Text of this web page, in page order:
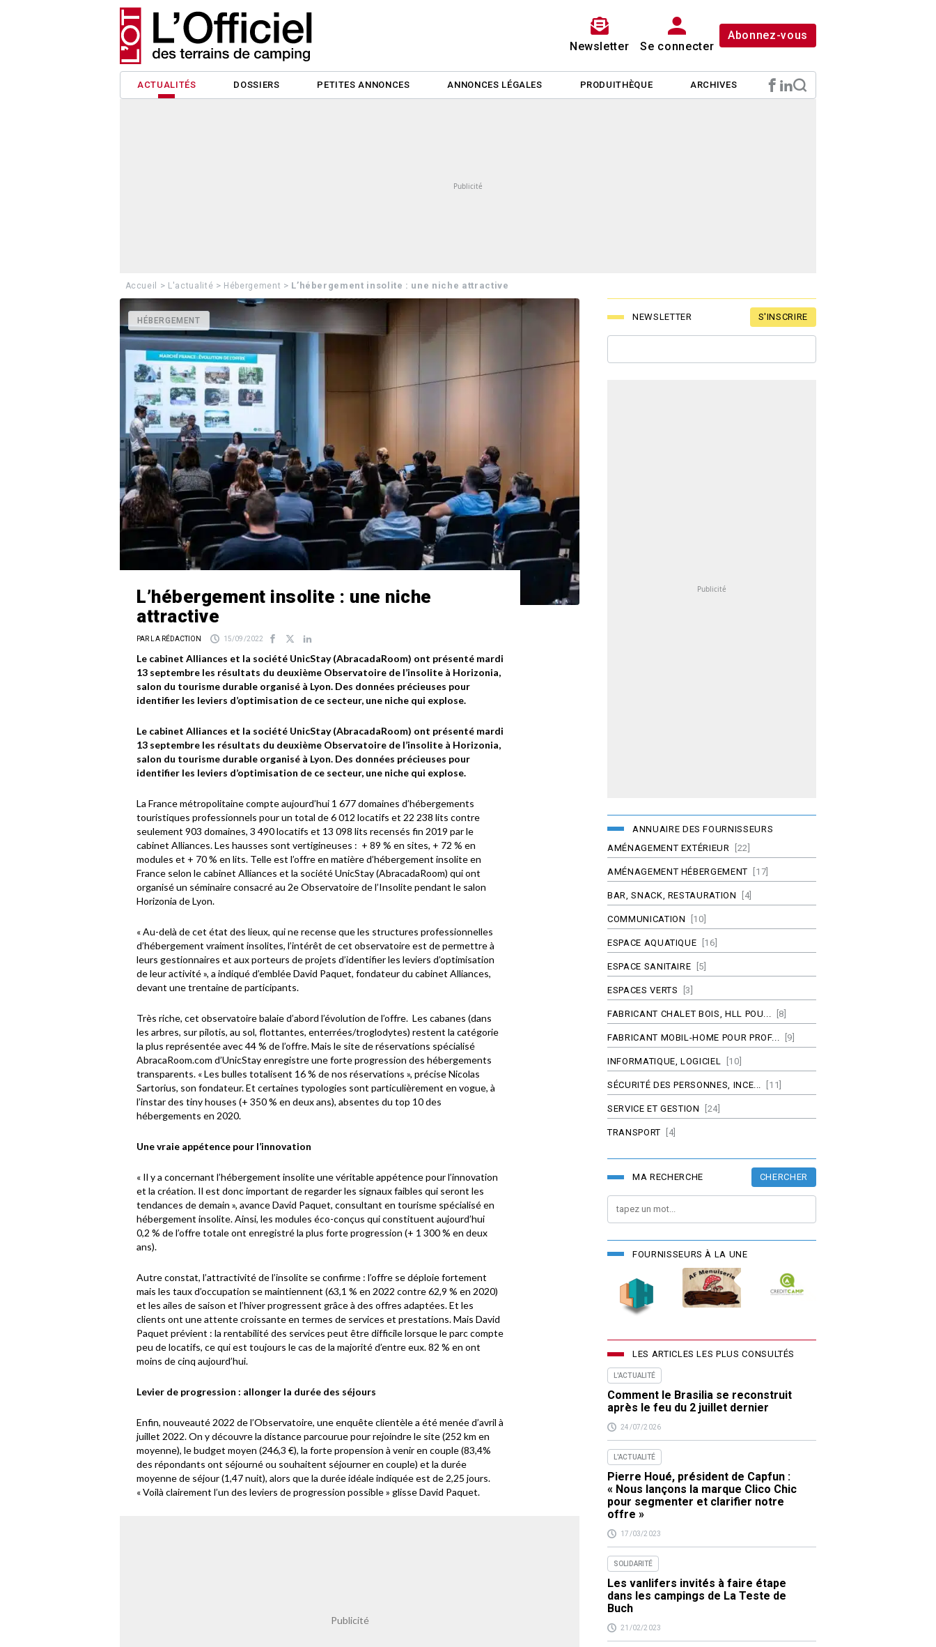
Newsletter Se connecter
Abonnez-vous
ACTUALITÉS DOSSIERS PETITES ANNONCES ANNONCES LÉGALES PRODUITHÈQUE ARCHIVES
Accueil > L'actualité > Hébergement > L’hébergement insolite : une niche attractive
HÉBERGEMENT
L’hébergement insolite : une niche
attractive
PAR LA RÉDACTION 15/09/2022
Le cabinet Alliances et la société UnicStay (AbracadaRoom) ont présenté mardi
13 septembre les résultats du deuxième Observatoire de l’insolite à Horizonia,
salon du tourisme durable organisé à Lyon. Des données précieuses pour
identifier les leviers d’optimisation de ce secteur, une niche qui explose.
Le cabinet Alliances et la société UnicStay (AbracadaRoom) ont présenté mardi
13 septembre les résultats du deuxième Observatoire de l’insolite à Horizonia,
salon du tourisme durable organisé à Lyon. Des données précieuses pour
identifier les leviers d’optimisation de ce secteur, une niche qui explose.
La France métropolitaine compte aujourd’hui 1 677 domaines d’hébergements
touristiques professionnels pour un total de 6 012 locatifs et 22 238 lits contre
seulement 903 domaines, 3 490 locatifs et 13 098 lits recensés fin 2019 par le
cabinet Alliances. Les hausses sont vertigineuses : + 89 % en sites, + 72 % en
modules et + 70 % en lits. Telle est l’offre en matière d’hébergement insolite en
France selon le cabinet Alliances et la société UnicStay (AbracadaRoom) qui ont
organisé un séminaire consacré au 2e Observatoire de l’Insolite pendant le salon
Horizonia de Lyon.
« Au-delà de cet état des lieux, qui ne recense que les structures professionnelles
d’hébergement vraiment insolites, l’intérêt de cet observatoire est de permettre à
leurs gestionnaires et aux porteurs de projets d’identifier les leviers d’optimisation
de leur activité », a indiqué d’emblée David Paquet, fondateur du cabinet Alliances,
devant une trentaine de participants.
Très riche, cet observatoire balaie d’abord l’évolution de l’offre. Les cabanes (dans
les arbres, sur pilotis, au sol, flottantes, enterrées/troglodytes) restent la catégorie
la plus représentée avec 44 % de l’offre. Mais le site de réservations spécialisé
AbracaRoom.com d’UnicStay enregistre une forte progression des hébergements
transparents. « Les bulles totalisent 16 % de nos réservations », précise Nicolas
Sartorius, son fondateur. Et certaines typologies sont particulièrement en vogue, à
l’instar des tiny houses (+ 350 % en deux ans), absentes du top 10 des
hébergements en 2020.
Une vraie appétence pour l’innovation
« Il y a concernant l’hébergement insolite une véritable appétence pour l’innovation
et la création. Il est donc important de regarder les signaux faibles qui seront les
tendances de demain », avance David Paquet, consultant en tourisme spécialisé en
hébergement insolite. Ainsi, les modules éco-conçus qui constituent aujourd’hui
0,2 % de l’offre totale ont enregistré la plus forte progression (+ 1 300 % en deux
ans).
Autre constat, l’attractivité de l’insolite se confirme : l’offre se déploie fortement
mais les taux d’occupation se maintiennent (63,1 % en 2022 contre 62,9 % en 2020)
et les ailes de saison et l’hiver progressent grâce à des offres adaptées. Et les
clients ont une attente croissante en termes de services et prestations. Mais David
Paquet prévient : la rentabilité des services peut être difficile lorsque le parc compte
peu de locatifs, ce qui est toujours le cas de la majorité d’entre eux. 82 % en ont
moins de cinq aujourd’hui.
Levier de progression : allonger la durée des séjours
Enfin, nouveauté 2022 de l’Observatoire, une enquête clientèle a été menée d’avril à
juillet 2022. On y découvre la distance parcourue pour rejoindre le site (252 km en
moyenne), le budget moyen (246,3 €), la forte propension à venir en couple (83,4%
des répondants ont séjourné ou souhaitent séjourner en couple) et la durée
moyenne de séjour (1,47 nuit), alors que la durée idéale indiquée est de 2,25 jours.
« Voilà clairement l’un des leviers de progression possible » glisse David Paquet.
NEWSLETTER S'INSCRIRE
ANNUAIRE DES FOURNISSEURS
AMÉNAGEMENT EXTÉRIEUR
[22]
AMÉNAGEMENT HÉBERGEMENT [17]
BAR, SNACK, RESTAURATION [4]
COMMUNICATION [10]
ESPACE AQUATIQUE [16]
ESPACE SANITAIRE [5]
ESPACES VERTS [3]
FABRICANT CHALET BOIS, HLL POU... [8]
FABRICANT MOBIL-HOME POUR PROF... [9]
INFORMATIQUE, LOGICIEL [10]
SÉCURITÉ DES PERSONNES, INCE... [11]
SERVICE ET GESTION [24]
TRANSPORT [4]
MA RECHERCHE CHERCHER
FOURNISSEURS À LA UNE
LES ARTICLES LES PLUS CONSULTÉS
L'ACTUALITÉ
Comment le Brasilia se reconstruit
après le feu du 2 juillet dernier
24/07/2026
L'ACTUALITÉ
Pierre Houé, président de Capfun :
« Nous lançons la marque Clico Chic
pour segmenter et clarifier notre
offre »
17/03/2023
SOLIDARITÉ
Les vanlifers invités à faire étape
dans les campings de La Teste de
Buch
21/02/2023